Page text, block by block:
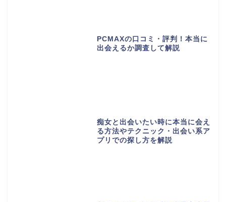
PCMAXの口コミ・評判！本当に
出会えるか調査して解説
痴女と出会いたい時に本当に会え
る方法やテクニック・出会い系ア
プリでの探し方を解説